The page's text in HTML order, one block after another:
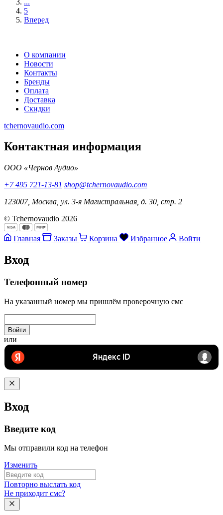
5
Вперед
О компании
Новости
Контакты
Бренды
Оплата
Доставка
Скидки
tchernovaudio.com
Контактная информация
ООО «Чернов Аудио»
+7 495 721-13-81 shop@tchernovaudio.com
123007, Москва, ул. 3-я Магистральная, д. 30, стр. 2
© Tchernovaudio 2026
Главная Заказы Корзина Избранное Войти
Вход
Телефонный номер
На указанный номер мы пришлём проверочную смс
Войти
или
Вход
Введите код
Мы отправили код на телефон
Изменить
Повторно выслать код
Не приходит смс?